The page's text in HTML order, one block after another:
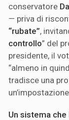
conservatore
— priva di
“rubate”,
controllo” del
presidente, il
“almeno in
tradisce una
Un sistema